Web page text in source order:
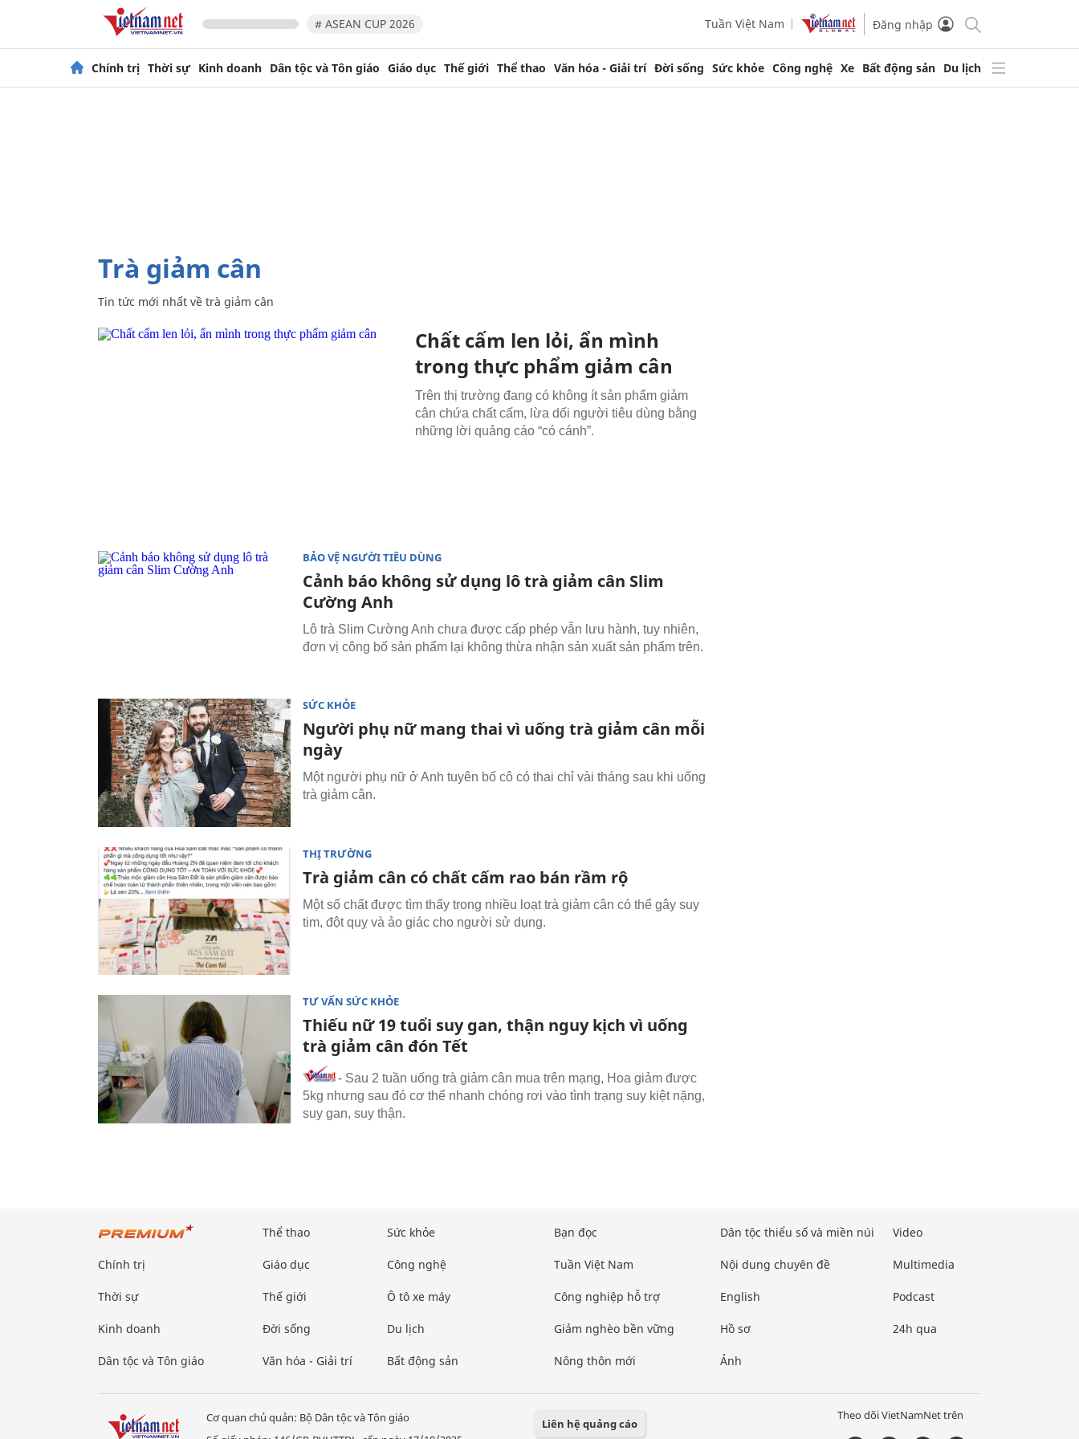
# ASEAN CUP 2026 Tuần Việt Nam Đăng nhập
Chính trị Thời sự Kinh doanh Dân tộc và Tôn giáo Giáo dục Thế giới Thể thao Văn hóa - Giải trí Đời sống Sức khỏe Công nghệ Xe Bất động sản Du lịch
trà giảm cân
Tin tức mới nhất về trà giảm cân
Chất cấm len lỏi, ẩn mình
trong thực phẩm giảm cân
Trên thị trường đang có không ít sản phẩm giảm
cân chứa chất cấm, lừa dối người tiêu dùng bằng
những lời quảng cáo “có cánh”.
BẢO VỆ NGƯỜI TIÊU DÙNG
Cảnh báo không sử dụng lô trà giảm cân Slim
Cường Anh
Lô trà Slim Cường Anh chưa được cấp phép vẫn lưu hành, tuy nhiên,
đơn vị công bố sản phẩm lại không thừa nhận sản xuất sản phẩm trên.
SỨC KHỎE
Người phụ nữ mang thai vì uống trà giảm cân mỗi
ngày
Một người phụ nữ ở Anh tuyên bố cô có thai chỉ vài tháng sau khi uống
trà giảm cân.
THỊ TRƯỜNG
Trà giảm cân có chất cấm rao bán rầm rộ
Một số chất được tìm thấy trong nhiều loạt trà giảm cân có thể gây suy
tim, đột quỵ và ảo giác cho người sử dụng.
TƯ VẤN SỨC KHỎE
Thiếu nữ 19 tuổi suy gan, thận nguy kịch vì uống
trà giảm cân đón Tết
- Sau 2 tuần uống trà giảm cân mua trên mạng, Hoa giảm được
5kg nhưng sau đó cơ thể nhanh chóng rơi vào tình trạng suy kiệt nặng,
suy gan, suy thận.
Chính trị
Thời sự
Kinh doanh
Dân tộc và Tôn giáo
Thể thao
Giáo dục
Thế giới
Đời sống
Văn hóa - Giải trí
Sức khỏe
Công nghệ
Ô tô xe máy
Du lịch
Bất động sản
Bạn đọc
Tuần Việt Nam
Công nghiệp hỗ trợ
Giảm nghèo bền vững
Nông thôn mới
Dân tộc thiểu số và miền núi
Nội dung chuyên đề
English
Hồ sơ
Ảnh
Video
Multimedia
Podcast
24h qua
Cơ quan chủ quản: Bộ Dân tộc và Tôn giáo
Liên hệ quảng cáo
Theo dõi VietNamNet trên